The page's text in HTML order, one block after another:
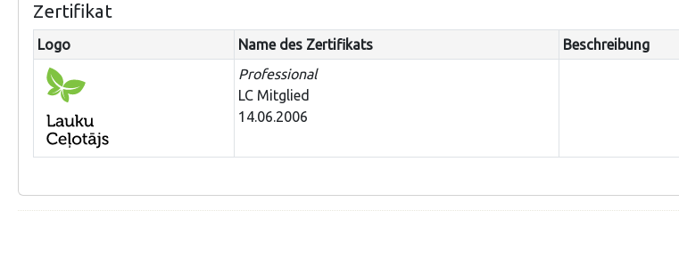
Zertifikat
Logo Name des Zertifikats
Beschreibung
Professional
LC Mitglied
14.06.2006